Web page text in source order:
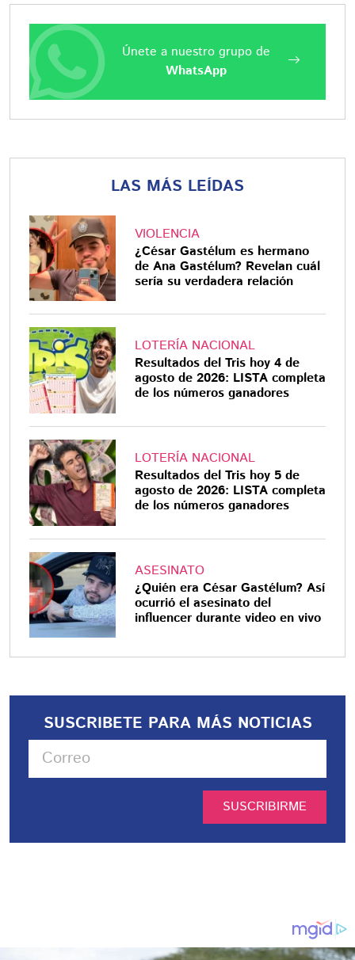
Únete a nuestro grupo de
WhatsApp
LAS MÁS LEÍDAS
VIOLENCIA
¿César Gastélum es hermano
de Ana Gastélum? Revelan cuál
sería su verdadera relación
LOTERÍA NACIONAL
Resultados del Tris hoy 4 de
agosto de 2026: LISTA completa
de los números ganadores
LOTERÍA NACIONAL
Resultados del Tris hoy 5 de
agosto de 2026: LISTA completa
de los números ganadores
ASESINATO
¿Quién era César Gastélum? Así
ocurrió el asesinato del
influencer durante video en vivo
SUSCRIBETE PARA MÁS NOTICIAS
SUSCRIBIRME